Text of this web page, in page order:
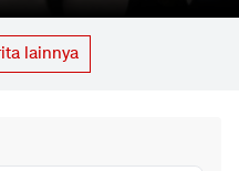
lainnya